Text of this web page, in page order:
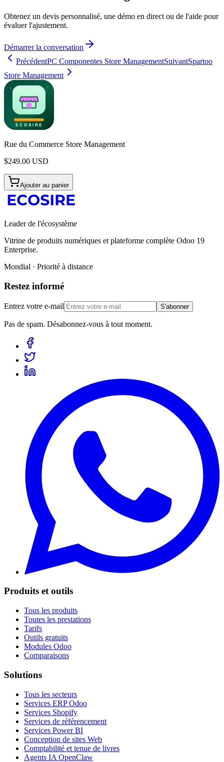
Obtenez un devis personnalisé, une démo en direct ou de l'aide pour
évaluer l'ajustement.
Démarrer la conversation
PrécédentPC Componentes Store ManagementSuivantSpartoo
Store Management
Rue du Commerce Store Management
$249.00 USD
Ajouter au panier
Leader de l'écosystème
Vitrine de produits numériques et plateforme complète Odoo 19
Enterprise.
Mondial · Priorité à distance
Restez informé
Entrez votre e-mail S'abonner
Pas de spam. Désabonnez-vous à tout moment.
Produits et outils
Tous les produits
Toutes les prestations
Tarifs
Outils gratuits
Modules Odoo
Comparaisons
Solutions
Tous les secteurs
Services ERP Odoo
Services Shopify
Services de référencement
Services Power BI
Conception de sites Web
Comptabilité et tenue de livres
Agents IA OpenClaw